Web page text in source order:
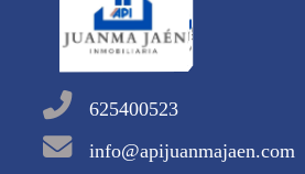
625400523
info@apijuanmajaen.com